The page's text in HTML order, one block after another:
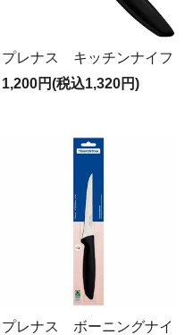
プレナス キッチンナイフ
1,200円(税込1,320円)
プレナス ボーニングナイ